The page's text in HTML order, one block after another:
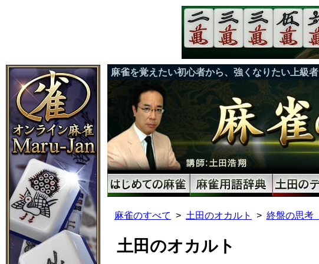
麻雀を覚えたい初心者から、強くなりたい上級
麻雀のすべて 土田のオカルト 終盤の思考
土田のオカルト